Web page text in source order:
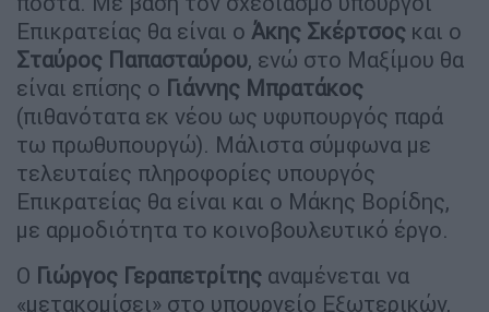
Επικρατείας θα είναι ο Άκης Σκέρτσος και ο
Σταύρος Παπασταύρου, ενώ στο Μαξίμου θα
είναι επίσης ο Γιάννης Μπρατάκος
(πιθανότατα εκ νέου ως υφυπουργός παρά
τω πρωθυπουργώ). Μάλιστα σύμφωνα με
τελευταίες πληροφορίες υπουργός
Επικρατείας θα είναι και ο Μάκης Βορίδης,
με αρμοδιότητα το κοινοβουλευτικό έργο.
Ο Γιώργος Γεραπετρίτης αναμένεται να
«μετακομίσει» στο υπουργείο Εξωτερικών,